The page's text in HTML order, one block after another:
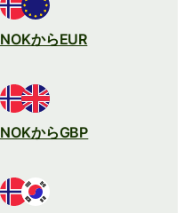
NOKからEUR
NOKからGBP